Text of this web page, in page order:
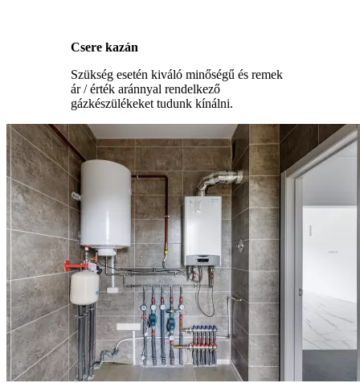
Csere kazán
Szükség esetén kiváló minőségű és remek
ár / érték aránnyal rendelkező
gázkészülékeket tudunk kínálni.